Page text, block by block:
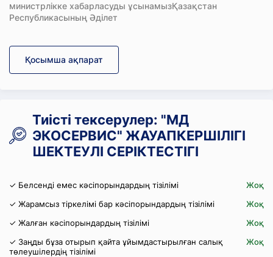
министрлікке хабарласуды ұсынамызҚазақстан
Республикасының Әділет
Қосымша ақпарат
Тиісті тексерулер: "МД
ЭКОСЕРВИС" ЖАУАПКЕРШІЛІГІ
ШЕКТЕУЛІ СЕРІКТЕСТІГІ
✓ Белсенді емес кәсіпорындардың тізілімі
Жоқ
✓ Жарамсыз тіркелімі бар кәсіпорындардың тізілімі
Жоқ
✓ Жалған кәсіпорындардың тізілімі
Жоқ
✓ Заңды бұза отырып қайта ұйымдастырылған салық
төлеушілердің тізілімі
Жоқ